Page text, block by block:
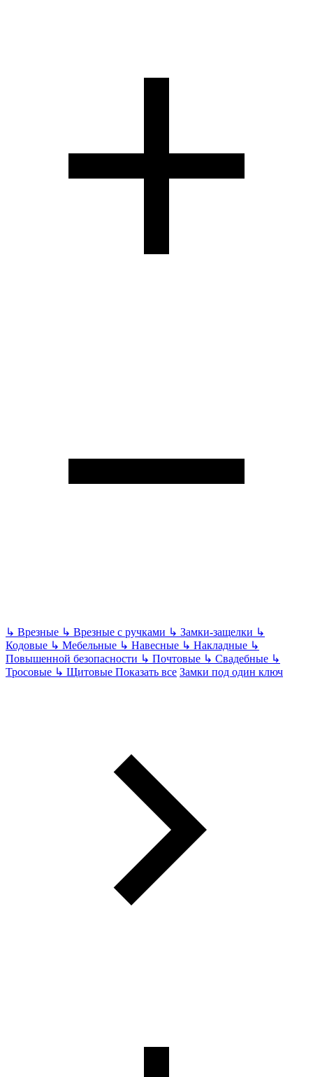
↳ Врезные ↳ Врезные с ручками ↳ Замки-защелки ↳
Кодовые ↳ Мебельные ↳ Навесные ↳ Накладные ↳
Повышенной безопасности ↳ Почтовые ↳ Свадебные ↳
Тросовые ↳ Щитовые Показать все Замки под один ключ